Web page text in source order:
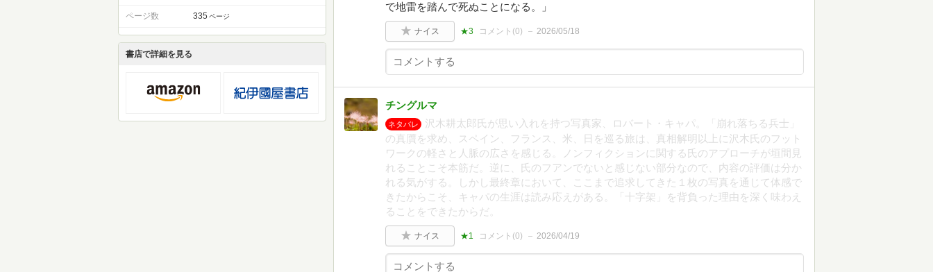
ページ数 335 ページ
書店で詳細を見る
で地雷を踏んで死ぬことになる。」
ナイス ★3 コメント(0) 2026/05/18
チングルマ
ネタバレ
沢木耕太郎氏が思い入れを持つ写真家、ロバート・キャパ。「崩れ落ちる兵士」
の真贋を求め、スペイン、フランス、米、日を巡る旅は、真相解明以上に沢木氏のフット
ワークの軽さと人脈の広さを感じる。ノンフィクションに関する氏のアプローチが垣間見
れることこそ本筋だ。逆に、氏のフアンでないと感じない部分なので、内容の評価は分か
れる気がする。しかし最終章において、ここまで追求してきた１枚の写真を通じて体感で
きたからこそ、キャパの生涯は読み応えがある。「十字架」を背負った理由を深く味わえ
ることをできたからだ。
ナイス ★1 コメント(0) 2026/04/19